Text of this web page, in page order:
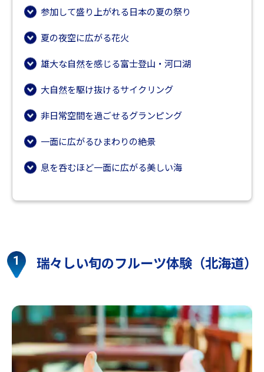
参加して盛り上がれる日本の夏の祭り
夏の夜空に広がる花火
雄大な自然を感じる富士登山・河口湖
大自然を駆け抜けるサイクリング
非日常空間を過ごせるグランピング
一面に広がるひまわりの絶景
息を呑むほど一面に広がる美しい海
瑞々しい旬のフルーツ体験（北海道）